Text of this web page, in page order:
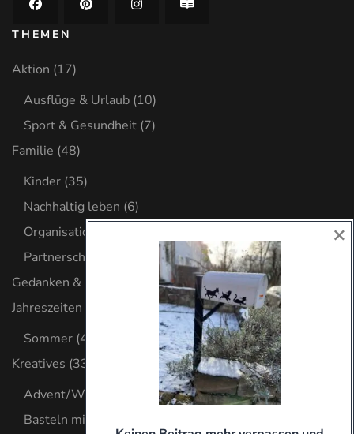
THEMEN
Aktion (17)
Ausflüge & Urlaub (10)
Sport & Gesundheit (7)
Familie (48)
Kinder (35)
Nachhaltig leben (6)
Organisation
Partnerschaft
Gedanken & Glaube
Jahreszeiten
Sommer (4)
Kreatives (33)
Advent/Weihnachten
(8)
Basteln mit Kind
×